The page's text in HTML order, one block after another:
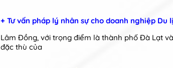
+ Tư vấn pháp lý nhân sự cho doanh nghiệp
Lâm Đồng, với trọng điểm là thành phố Đà Lạt
đặc thù của